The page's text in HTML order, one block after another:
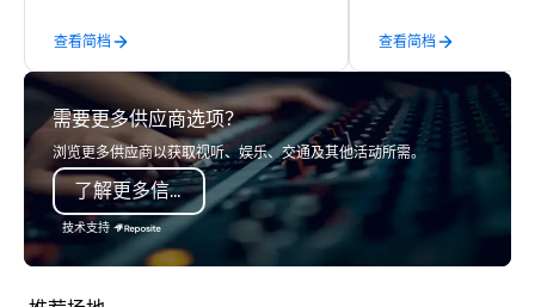
查看简档
offsites. Whether
think like a Silicon
explore the mindsets
world's fastest-
or walk away with a
innovation playbook,
Fully customizable by
查看简档
需要更多供应商选项？
浏览更多供应商以获取视听、娱乐、交通及其他活动所需。
了解更多信息
技术支持